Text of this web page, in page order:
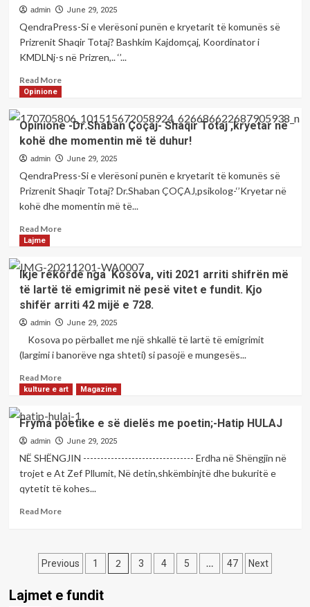
TELAKU
–
Shaqir
Totaj-
i
mirë
qytetit
të
dhe
gjithë
qytetarëve.
admin June 29, 2025
QendraPress-Si e vlerësoni punën e kryetarit të komunës së
Prizrenit Shaqir Totaj? Bashkim Kajdomçaj, Koordinator i
KMDLNj-s në Prizren,.. ‘’...
Read MoreRead
Opinione
–
Bashkim
Kajdomçaj,
Koordinator
KMDLNj-
së
pozitive
në
kohën
e
Totaj,
vërehen
gjithandej.
Opinione
Opinione -Dr.Shaban Çoçaj- Shaqir Totaj ,kryetar në
kohë dhe momentin më të duhur!
admin June 29, 2025
QendraPress-Si e vlerësoni punën e kryetarit të komunës së
Prizrenit Shaqir Totaj? Dr.Shaban ÇOÇAJ,psikolog-‘’Kryetar në
kohë dhe momentin më të...
Read MoreRead
Opinione
-
Dr.Shaban
Çoçaj-
Shaqir
,kryetar
në
dhe
momentin
më
të
duhur!
Lajme
Ikje rekorde nga Kosova, viti 2021 arriti shifrën më
të lartë të emigrimit në pesë vitet e fundit. Kjo
shifër arriti 42 mijë e 728.
admin June 29, 2025
Kosova po përballet me një shkallë të lartë të emigrimit
(largimi i banorëve nga shteti) si pasojë e mungesës...
Read MoreRead
more
Ikje
rekorde
nga
Kosova,
viti
arriti
të
emigrimit
pesë
kulture e art Magazine
Fryma poetike e së dielës me poetin;-Hatip HULAJ
admin June 29, 2025
NË SHËNGJIN -------------------------------- Erdha në Shëngjin në
trojet e At Zef Pllumit, Në detin,shkëmbinjtë dhe bukuritë e
qytetit të kohes...
Read MoreRead
poetike
e
së
dielës
Posts
pagination
Previous 1 2 3 4 5 … 47 Next
Lajmet e fundit